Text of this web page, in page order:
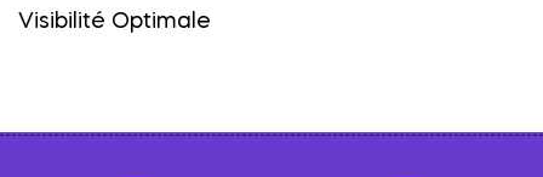
Visibilité Optimale